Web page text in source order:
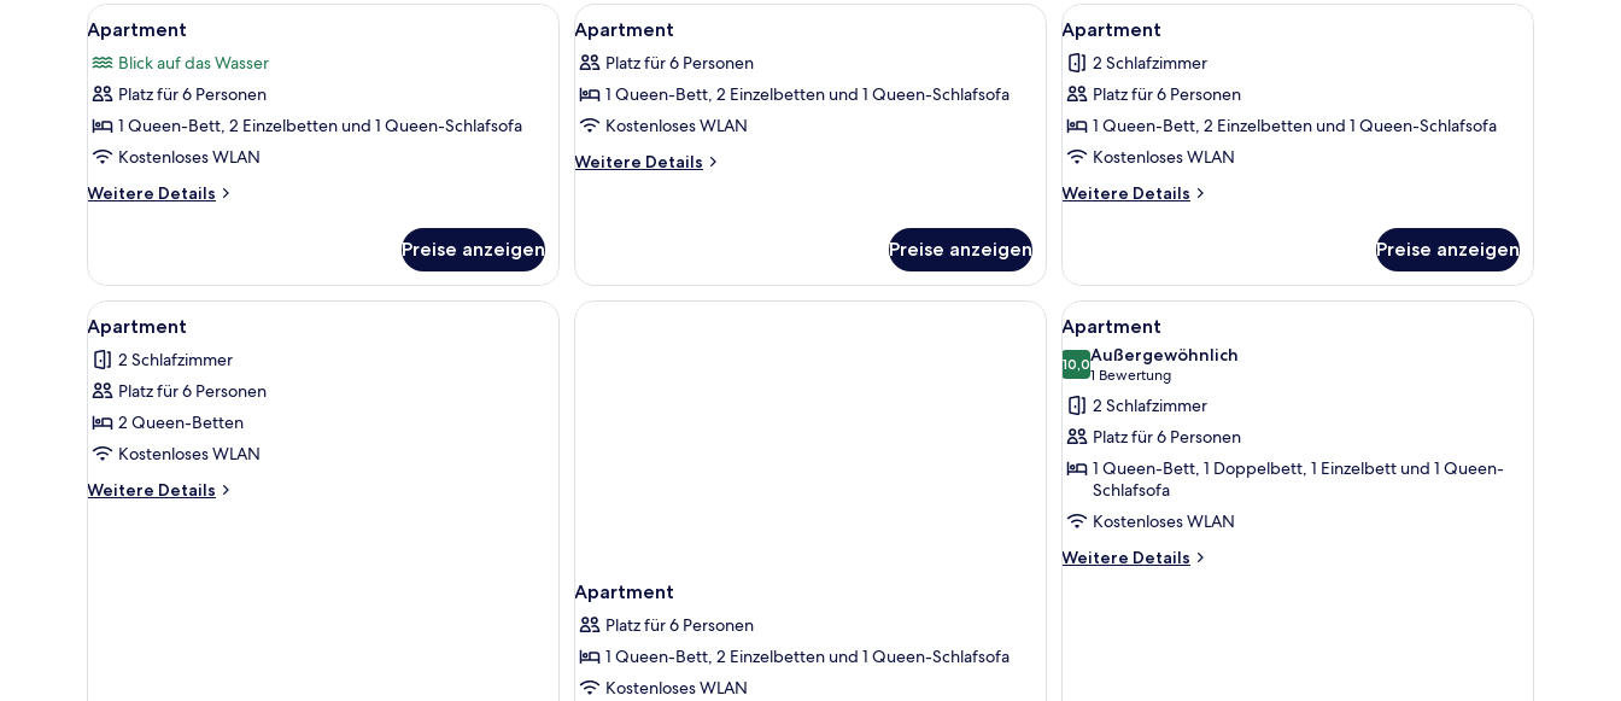
Alle
Fotos
für
Apartment
anzeigen
Apartment | 2 Schlafzimmer, Bügeleisen/Bügelbrett, kostenloses WLAN
4
Apartment
Blick auf das Wasser
Platz für 6 Personen
1 Queen-Bett, 2 Einzelbetten und 1 Queen-Schlafsofa
Kostenloses WLAN
Weitere Details
Weitere
Preise anzeigen
Alle
Fotos
für
Apartment
anzeigen
6
Apartment
Platz für 6 Personen
1 Queen-Bett, 2 Einzelbetten und 1 Queen-Schlafsofa
Kostenloses WLAN
Weitere Details
Weitere
Preise anzeigen
Alle
Fotos
für
Apartment
anzeigen
2 Schlafzimmer, Bügeleisen/Bügelbrett,
6
Apartment
2 Schlafzimmer
Platz für 6 Personen
1 Queen-Bett, 2 Einzelbetten und 1 Queen-Schlafsofa
Kostenloses WLAN
Weitere Details
Weitere
Preise anzeigen
Alle
Fotos
für
Apartment
anzeigen
Apartment | 2 Schlafzimmer, Bügeleisen/Bügelbrett, kostenloses WLAN
5
Apartment
2 Schlafzimmer
Platz für 6 Personen
2 Queen-Betten
Kostenloses WLAN
Weitere Details
Weitere
Apartment
Platz für 6 Personen
1 Queen-Bett, 2 Einzelbetten und 1 Queen-Schlafsofa
Kostenloses WLAN
Alle
Fotos
für
Apartment
anzeigen
Apartment | 2 Schlafzimmer, Bügeleisen/
7
Apartment
10,010,0 von 10
Außergewöhnlich
1 Bewertung
(1
Bewertung)
2 Schlafzimmer
Platz für 6 Personen
1 Queen-Bett, 1 Doppelbett, 1 Einzelbett und 1 Queen-
Schlafsofa
Kostenloses WLAN
Weitere Details
Weitere